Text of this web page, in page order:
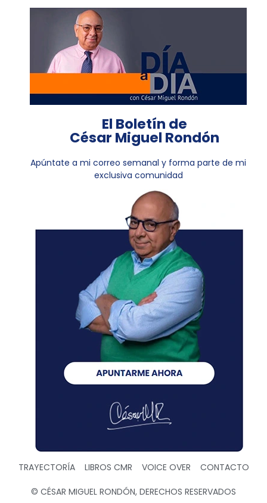
El Boletín de
César Miguel Rondón
Apúntate a mi correo semanal y forma parte de mi
exclusiva comunidad
TRAYECTORÍA LIBROS CMR VOICE OVER CONTACTO
© CÉSAR MIGUEL RONDÓN, DERECHOS RESERVADOS